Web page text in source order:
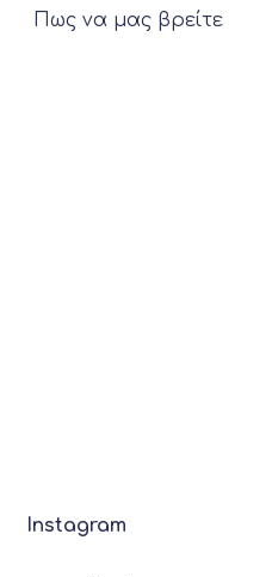
Πως να μας βρείτε
Instagram